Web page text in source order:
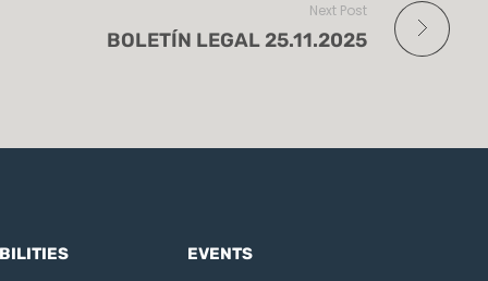
Next Post
BOLETÍN LEGAL 25.11.2025
EVENTS